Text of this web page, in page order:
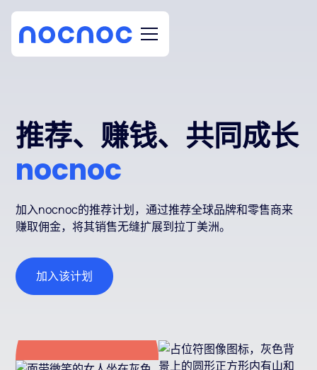
推荐、赚钱、共同成长
nocnoc
加入nocnoc的推荐计划，通过推荐全球品牌和零售商来
赚取佣金，将其销售无缝扩展到拉丁美洲。
加入该计划